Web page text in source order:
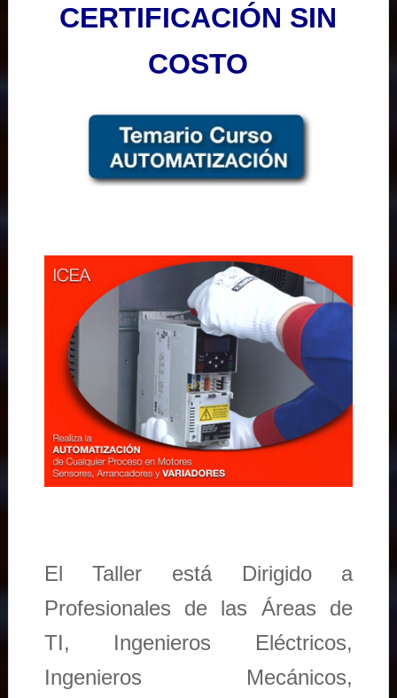
CERTIFICACIÓN SIN
COSTO
El Taller está Dirigido a
Profesionales de las Áreas de
TI, Ingenieros Eléctricos,
Ingenieros Mecánicos,